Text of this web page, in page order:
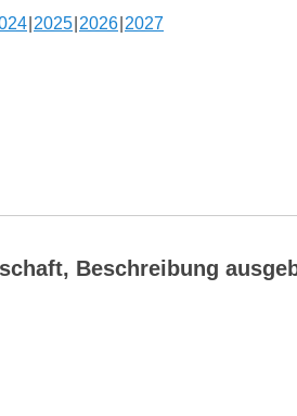
2025 2026 2027
Beschreibung